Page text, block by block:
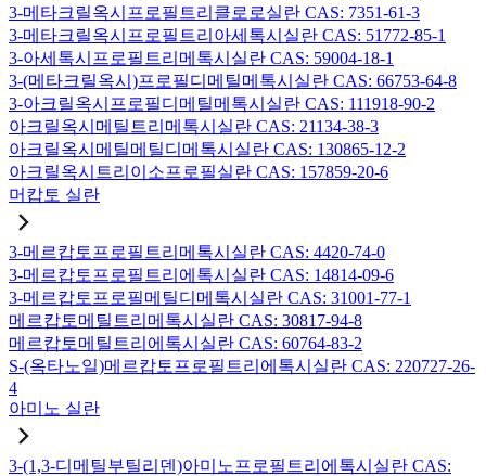
3-메타크릴옥시프로필트리클로로실란 CAS: 7351-61-3
3-메타크릴옥시프로필트리아세톡시실란 CAS: 51772-85-1
3-아세톡시프로필트리메톡시실란 CAS: 59004-18-1
3-(메타크릴옥시)프로필디메틸메톡시실란 CAS: 66753-64-8
3-아크릴옥시프로필디메틸메톡시실란 CAS: 111918-90-2
아크릴옥시메틸트리메톡시실란 CAS: 21134-38-3
아크릴옥시메틸메틸디메톡시실란 CAS: 130865-12-2
아크릴옥시트리이소프로필실란 CAS: 157859-20-6
머캅토 실란
3-메르캅토프로필트리메톡시실란 CAS: 4420-74-0
3-메르캅토프로필트리에톡시실란 CAS: 14814-09-6
3-메르캅토프로필메틸디메톡시실란 CAS: 31001-77-1
메르캅토메틸트리메톡시실란 CAS: 30817-94-8
메르캅토메틸트리에톡시실란 CAS: 60764-83-2
S-(옥타노일)메르캅토프로필트리에톡시실란 CAS: 220727-26-
4
아미노 실란
3-(1,3-디메틸부틸리덴)아미노프로필트리에톡시실란 CAS: